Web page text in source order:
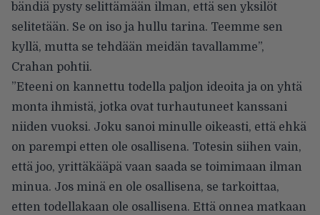
bändiä pysty selittämään ilman, että sen yksilöt
selitetään. Se on iso ja hullu tarina. Teemme sen
kyllä, mutta se tehdään meidän tavallamme”,
Crahan pohtii.
”Eteeni on kannettu todella paljon ideoita ja on yhtä
monta ihmistä, jotka ovat turhautuneet kanssani
niiden vuoksi. Joku sanoi minulle oikeasti, että ehkä
on parempi etten ole osallisena. Totesin siihen vain,
että joo, yrittäkääpä vaan saada se toimimaan ilman
minua. Jos minä en ole osallisena, se tarkoittaa,
etten todellakaan ole osallisena. Että onnea matkaan